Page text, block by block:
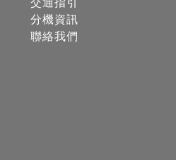
分機資訊
聯絡我們